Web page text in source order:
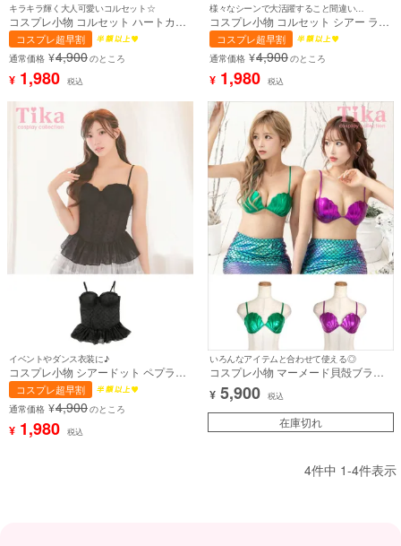
キラキラ輝く大人可愛いコルセット☆
コスプレ小物 コルセット ハートカッ
ト ビジュー【ハロウィン】[tk-
hw316a]
コスプレ超早割
通常価格 ¥4,900のところ
¥ 1,980 税込
様々なシーンで大活躍すること間違いなし♪
コスプレ小物 コルセット シアー ライ
ンストーン【ハロウィン】[tk-hw316]
コスプレ超早割
通常価格 ¥4,900のところ
¥ 1,980 税込
イベントやダンス衣装に♪
コスプレ小物 シアードット ペプラム
コルセット【ハロウィン】[tk-
hw1953]
コスプレ超早割
通常価格 ¥4,900のところ
¥ 1,980 税込
いろんなアイテムと合わせて使える◎
コスプレ小物 マーメード貝殻ブラ
【ハロウィン】[la-hwa2812]
¥ 5,900 税込
在庫切れ
4件中 1-4件表示